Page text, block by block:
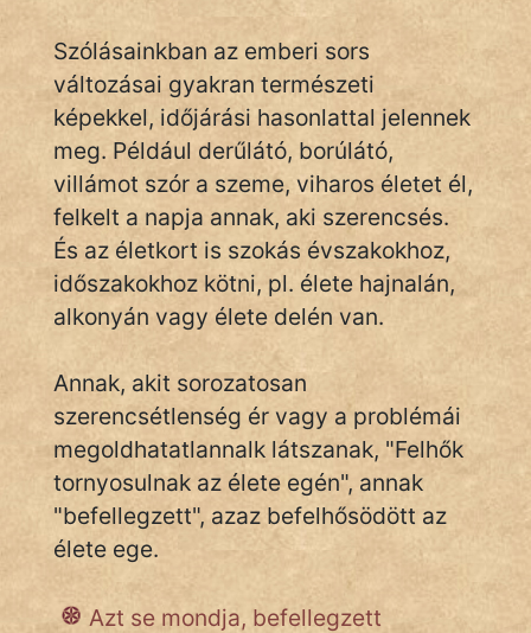
IRODALOM
SZÓLÁS
És
KÖZMONDÁS
PSZICHO
ZENE
ÉLETMÓD
MAGYARSÁG
És
TÖRTÉNELEM
Népszerű szerzőink:
Szólásainkban az emberi sors
változásai gyakran természeti
képekkel, időjárási hasonlattal jelennek
meg. Például derűlátó, borúlátó,
villámot szór a szeme, viharos életet él,
felkelt a napja annak, aki szerencsés.
És az életkort is szokás évszakokhoz,
időszakokhoz kötni, pl. élete hajnalán,
alkonyán vagy élete delén van.
Annak, akit sorozatosan
szerencsétlenség ér vagy a problémái
megoldhatatlannalk látszanak, "Felhők
tornyosulnak az élete egén", annak
"befellegzett", azaz befelhősödött az
élete ege.
Azt se mondja, befellegzett